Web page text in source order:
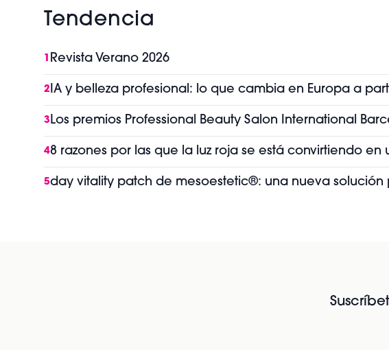
Tendencia
1 Revista Verano 2026
2IA y belleza profesional: lo que cambia en Europa a
3Los premios Professional Beauty Salon International
48 razones por las que la luz roja se está convirtiendo
5day vitality patch de mesoestetic®: una nueva